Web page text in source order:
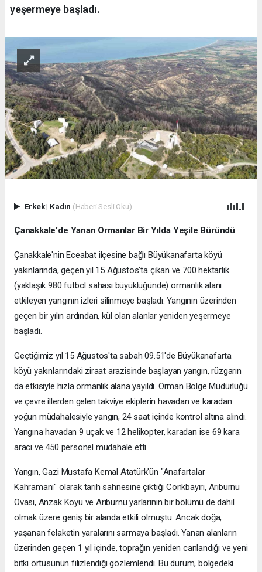
yeşermeye başladı.
Erkek| Kadın (Haberi Sesli Oku)
Çanakkale'de Yanan Ormanlar Bir Yılda Yeşile Büründü
Çanakkale'nin Eceabat ilçesine bağlı Büyükanafarta köyü
yakınlarında, geçen yıl 15 Ağustos'ta çıkan ve 700 hektarlık
(yaklaşık 980 futbol sahası büyüklüğünde) ormanlık alanı
etkileyen yangının izleri silinmeye başladı. Yangının üzerinden
geçen bir yılın ardından, kül olan alanlar yeniden yeşermeye
başladı.
Geçtiğimiz yıl 15 Ağustos'ta sabah 09.51'de Büyükanafarta
köyü yakınlarındaki ziraat arazisinde başlayan yangın, rüzgarın
da etkisiyle hızla ormanlık alana yayıldı. Orman Bölge Müdürlüğü
ve çevre illerden gelen takviye ekiplerin havadan ve karadan
yoğun müdahalesiyle yangın, 24 saat içinde kontrol altına alındı.
Yangına havadan 9 uçak ve 12 helikopter, karadan ise 69 kara
aracı ve 450 personel müdahale etti.
Yangın, Gazi Mustafa Kemal Atatürk'ün "Anafartalar
Kahramanı" olarak tarih sahnesine çıktığı Conkbayırı, Arıburnu
Ovası, Anzak Koyu ve Arıburnu yarlarının bir bölümü de dahil
olmak üzere geniş bir alanda etkili olmuştu. Ancak doğa,
yaşanan felaketin yaralarını sarmaya başladı. Yanan alanların
üzerinden geçen 1 yıl içinde, toprağın yeniden canlandığı ve yeni
bitki örtüsünün filizlendiği gözlemlendi. Bu durum, bölgedeki